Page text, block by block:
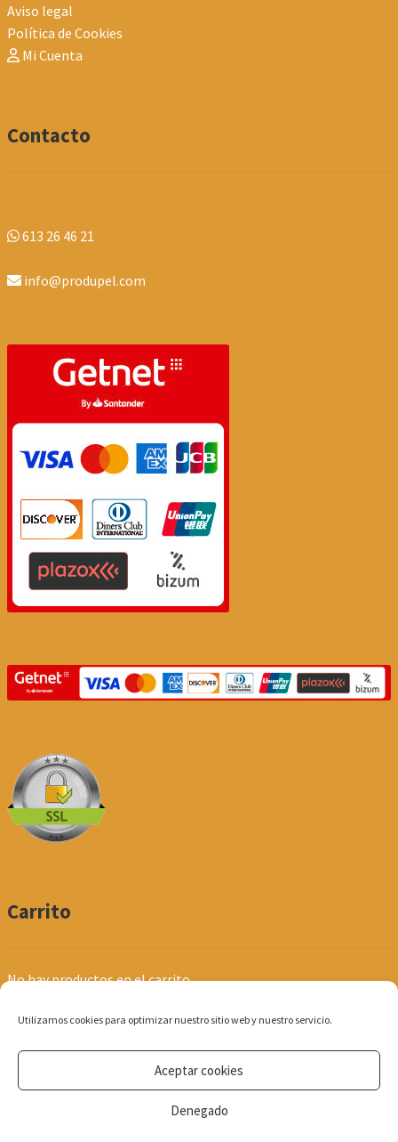
Utilizamos cookies para optimizar nuestro sitio web y nuestro servicio.
Aceptar cookies
Denegado
Aviso legal
Política de Cookies
Mi Cuenta
Contacto
613 26 46 21
info@produpel.com
Carrito
No hay productos en el carrito.
© Produpel | Productos de Peluquería y Estética 2026